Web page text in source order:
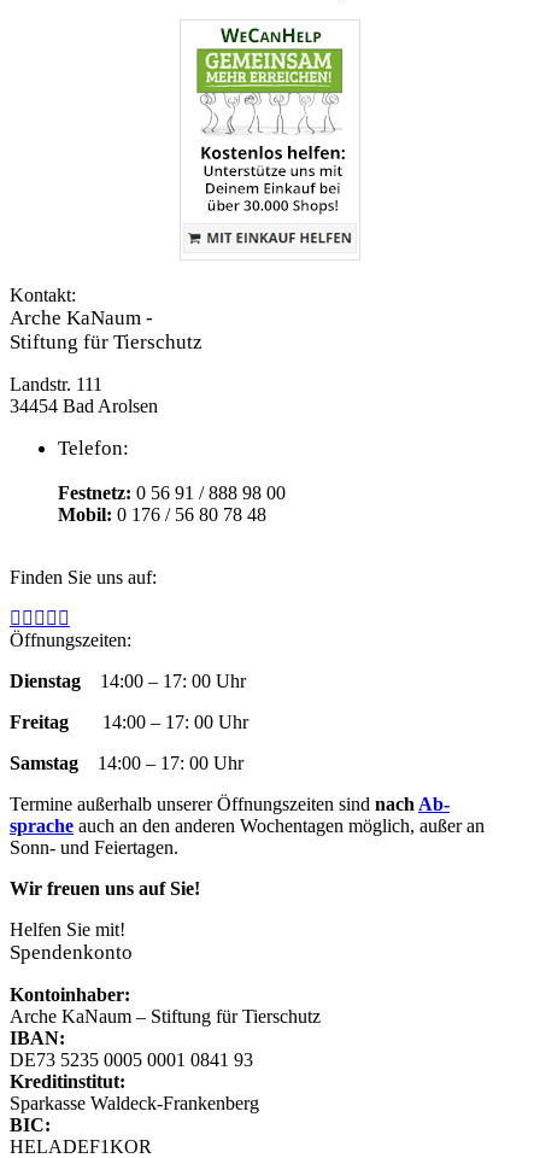
Kontakt:
Arche KaNaum -
Stiftung für Tierschutz
Landstr. 111
34454 Bad Arolsen
Telefon:
Festnetz: 0 56 91 / 888 98 00
Mobil: 0 176 / 56 80 78 48
Finden Sie uns auf:
Facebook
page
in
window
YouTube
page
in
window
RSS
page
in
window
Instagram
page
in
window
Mail
opens
Öffnungszeiten:
Dienstag 14:00 – 17: 00 Uhr
Freitag 14:00 – 17: 00 Uhr
Samstag 14:00 – 17: 00 Uhr
Termine außer­halb un­ser­er Öff­nungs­zeit­en sind nach Ab­
sprache auch an den an­der­en Woch­en­tag­en mög­lich, außer an
Sonn- und Fei­­er­­tag­en.
Wir freuen uns auf Sie!
Helfen Sie mit!
Spendenkonto
Kontoinhaber:
Arche KaNaum – Stiftung für Tierschutz
IBAN:
DE73 5235 0005 0001 0841 93
Kreditinstitut:
Sparkasse Waldeck-Frankenberg
BIC:
HELADEF1KOR